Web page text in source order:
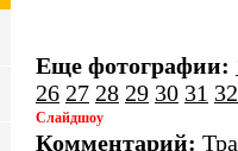
Еще фотографии:
26 27 28 29 30 31 32
Слайдшоу
Комментарий: